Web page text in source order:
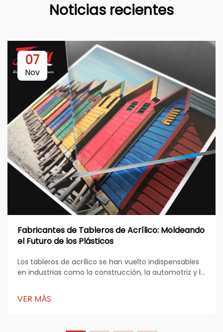
Noticias recientes
07
Nov
Fabricantes de Tableros de Acrílico: Moldeando
el Futuro de los Plásticos
Los tableros de acrílico se han vuelto indispensables
en industrias como la construcción, la automotriz y la
convierten en un material preferido para diversas
aplicaciones. Los fabricantes de tableros de acrílico
VER MÁS